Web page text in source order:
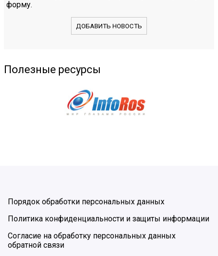
форму.
ДОБАВИТЬ НОВОСТЬ
Полезные ресурсы
Порядок обработки персональных данных
Политика конфиденциальности и защиты информации
Согласие на обработку персональных данных
обратной связи